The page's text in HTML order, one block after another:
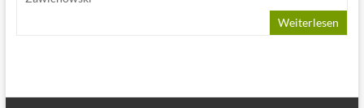
Weiterlesen